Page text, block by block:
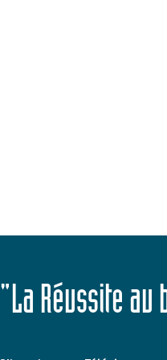
"La Réussite au